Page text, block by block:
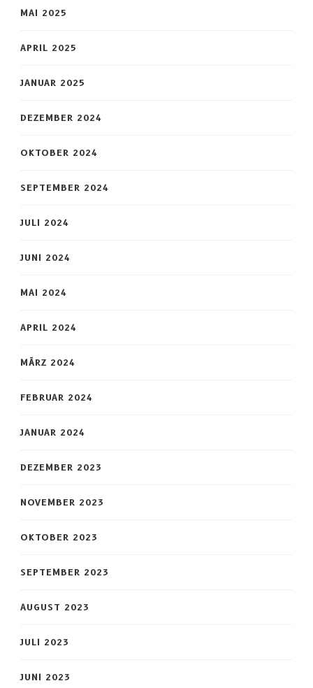
MAI 2025
APRIL 2025
JANUAR 2025
DEZEMBER 2024
OKTOBER 2024
SEPTEMBER 2024
JULI 2024
JUNI 2024
MAI 2024
APRIL 2024
MÄRZ 2024
FEBRUAR 2024
JANUAR 2024
DEZEMBER 2023
NOVEMBER 2023
OKTOBER 2023
SEPTEMBER 2023
AUGUST 2023
JULI 2023
JUNI 2023